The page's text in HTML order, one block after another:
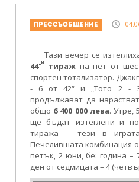
Прессъобщение
Тази вечер се
44-и тираж на пет от
спортен тотализатор.
- 6 от 42“ и „Тото 2 -
продължават да
общо 6 400 000 лева. Утре,
ще бъдат изтеглени и
тиража – тези в
Печелившата комбинация
петък, 2 юни, бе: година –
ден от седмицата – 4